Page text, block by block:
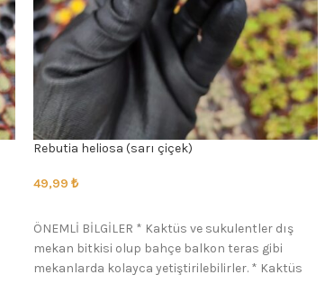
Rebutia heliosa (sarı çiçek)
49,99 ₺
ÖNEMLİ BİLGİLER * Kaktüs ve sukulentler dış
mekan bitkisi olup bahçe balkon teras gibi
mekanlarda kolayca yetiştirilebilirler. * Kaktüs